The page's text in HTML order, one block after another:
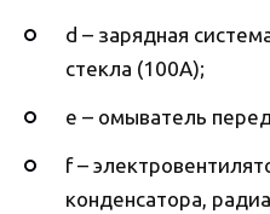
d – зарядная
стекла (100А);
e – омыватель
f –
конденсатора,